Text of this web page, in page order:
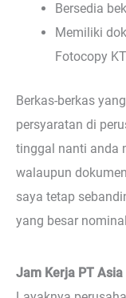
Bersedia
Memiliki
Fotocopy
Berkas-berkas
persyaratan di
tinggal nanti anda
walaupun
saya tetap
yang besar
Jam Kerja PT